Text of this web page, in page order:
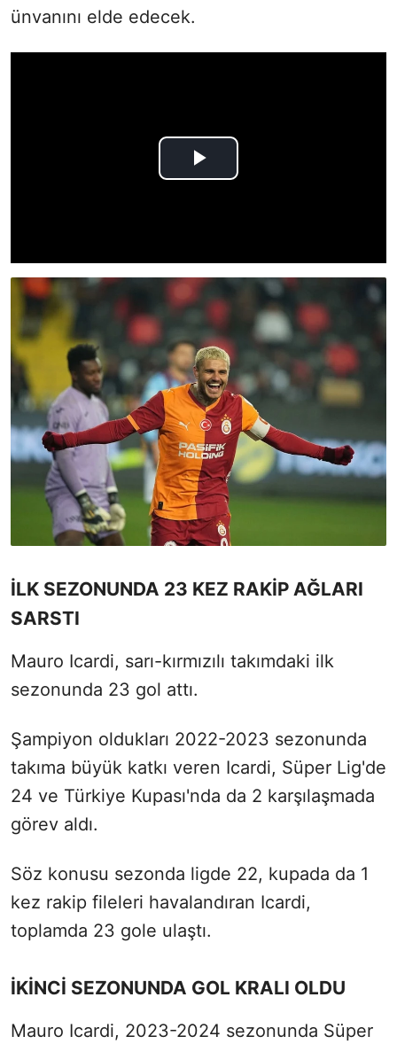
ünvanını elde edecek.
İLK SEZONUNDA 23 KEZ RAKİP AĞLARI
SARSTI
Mauro Icardi, sarı-kırmızılı takımdaki ilk
sezonunda 23 gol attı.
Şampiyon oldukları 2022-2023 sezonunda
takıma büyük katkı veren Icardi, Süper Lig'de
24 ve Türkiye Kupası'nda da 2 karşılaşmada
görev aldı.
Söz konusu sezonda ligde 22, kupada da 1
kez rakip fileleri havalandıran Icardi,
toplamda 23 gole ulaştı.
İKİNCİ SEZONUNDA GOL KRALI OLDU
Mauro Icardi, 2023-2024 sezonunda Süper